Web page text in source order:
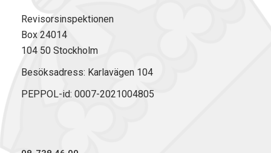
Revisorsinspektionen
Box 24014
104 50 Stockholm
Besöksadress: Karlavägen 104
PEPPOL-id: 0007-2021004805